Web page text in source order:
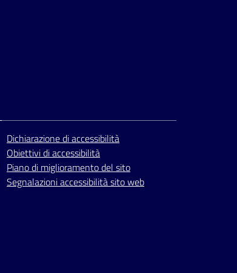
Dichiarazione di accessibilità
Obiettivi di accessibilità
Piano di miglioramento del sito
Segnalazioni accessibilità sito web